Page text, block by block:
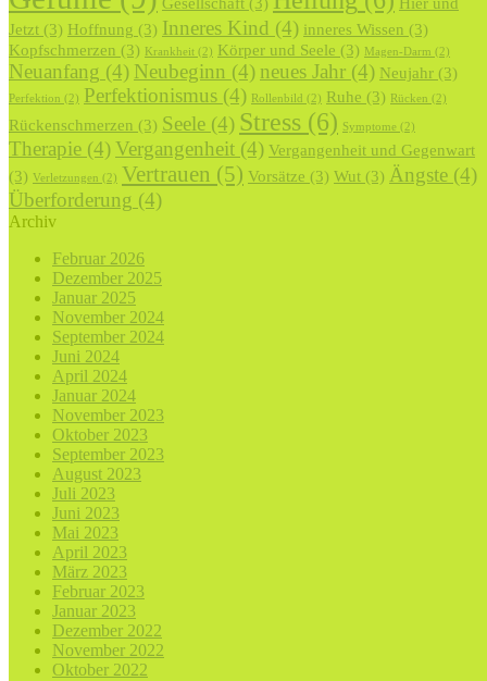
Gesellschaft (3)
Hier und
Jetzt (3) Hoffnung (3) Inneres Kind (4) inneres Wissen (3)
Kopfschmerzen (3) Krankheit (2) Körper und Seele (3) Magen-Darm (2)
Neuanfang (4) Neubeginn (4) neues Jahr (4) Neujahr (3)
Perfektion (2) Perfektionismus (4) Rollenbild (2) Ruhe (3) Rücken (2)
Rückenschmerzen (3) Seele (4) Stress (6) Symptome (2)
Therapie (4)Vergangenheit (4) Vergangenheit und Gegenwart
(3) Verletzungen (2) Vertrauen (5) Vorsätze (3) Wut (3) Ängste (4)
Überforderung (4)
Archiv
Februar 2026
Dezember 2025
Januar 2025
November 2024
September 2024
Juni 2024
April 2024
Januar 2024
November 2023
Oktober 2023
September 2023
August 2023
Juli 2023
Juni 2023
Mai 2023
April 2023
März 2023
Februar 2023
Januar 2023
Dezember 2022
November 2022
Oktober 2022